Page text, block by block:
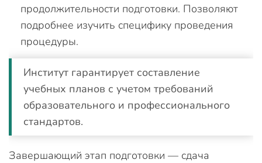
продолжительности подготовки. Позволяют
подробнее изучить специфику проведения
процедуры.
Институт гарантирует составление
учебных планов с учетом требований
образовательного и профессионального
стандартов.
Завершающий этап подготовки — сдача